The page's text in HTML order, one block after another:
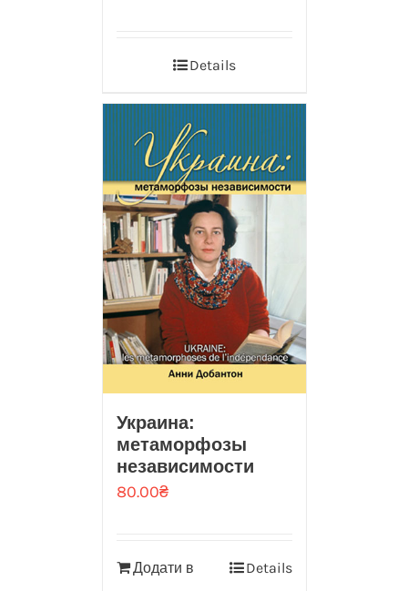
Details
Украина:
метаморфозы
независимости
80.00₴
Додати в
Details